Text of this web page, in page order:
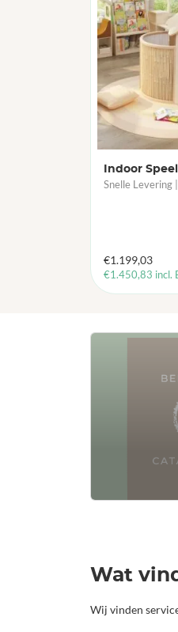
Indoor
Snelle Levering
€1.199,03
€1.450,83 incl.
Wat
Wij vinden